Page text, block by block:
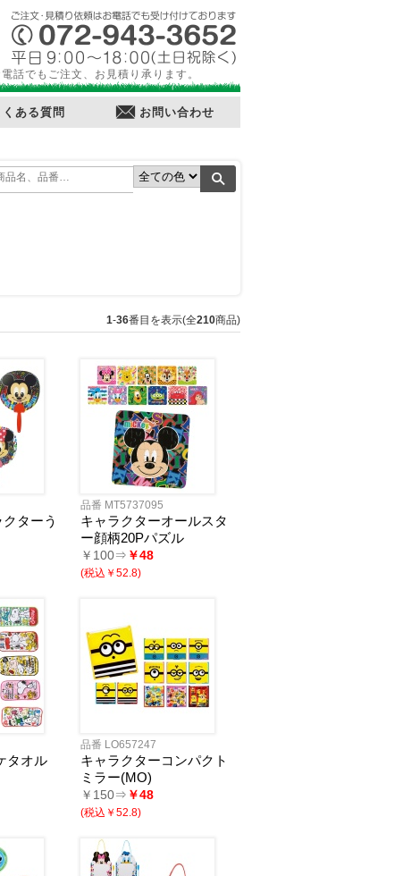
話でもご注文、お見積り承ります。
くある質問 お問い合わせ
1-36番目を表示(全210商品)
ターう
品番 MT5737095
キャラクターオールスタ
ー顔柄20Pパズル
￥100⇒ ￥48
(税込￥52.8)
タオル
品番 LO657247
キャラクターコンパクト
ミラー(MO)
￥150⇒ ￥48
(税込￥52.8)